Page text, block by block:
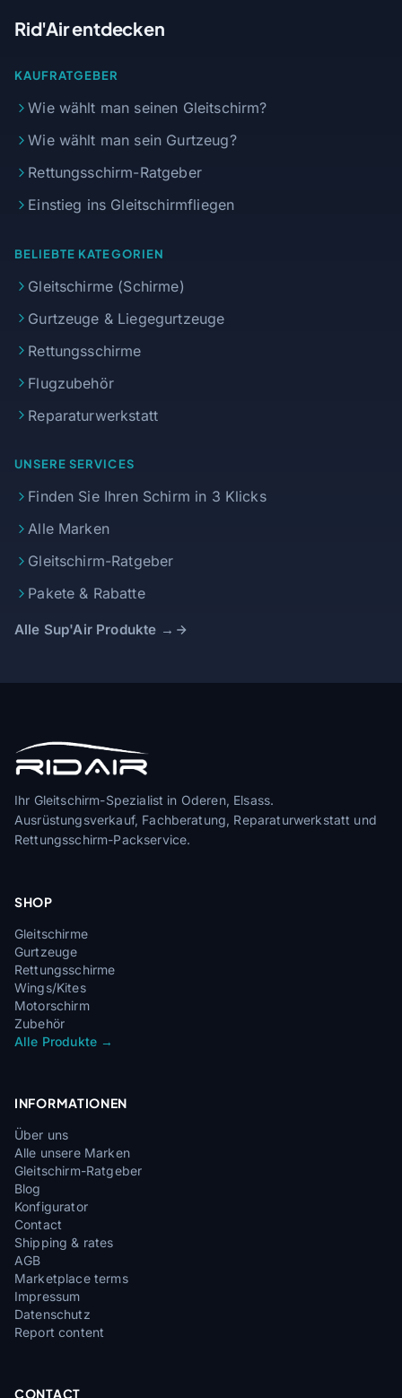
Rid'Air entdecken
KAUFRATGEBER
Wie wählt man seinen Gleitschirm?
Wie wählt man sein Gurtzeug?
Rettungsschirm-Ratgeber
Einstieg ins Gleitschirmfliegen
BELIEBTE KATEGORIEN
Gleitschirme (Schirme)
Gurtzeuge & Liegegurtzeuge
Rettungsschirme
Flugzubehör
Reparaturwerkstatt
UNSERE SERVICES
Finden Sie Ihren Schirm in 3 Klicks
Alle Marken
Gleitschirm-Ratgeber
Pakete & Rabatte
Alle Sup'Air Produkte →
Ihr Gleitschirm-Spezialist in Oderen, Elsass.
Ausrüstungsverkauf, Fachberatung, Reparaturwerkstatt und
Rettungsschirm-Packservice.
SHOP
Gleitschirme
Gurtzeuge
Rettungsschirme
Wings/Kites
Motorschirm
Zubehör
Alle Produkte →
INFORMATIONEN
Über uns
Alle unsere Marken
Gleitschirm-Ratgeber
Blog
Konfigurator
Contact
Shipping & rates
AGB
Marketplace terms
Impressum
Datenschutz
Report content
CONTACT